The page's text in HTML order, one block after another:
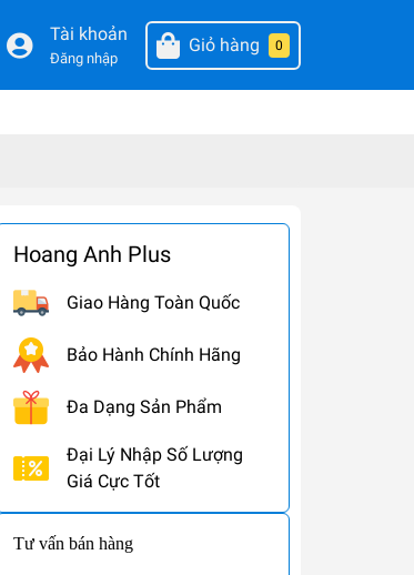
Tài khoản
Đăng nhập
Giỏ hàng 0
Hoang Anh Plus
Giao Hàng Toàn Quốc
Bảo Hành Chính Hãng
Đa Dạng Sản Phẩm
Đại Lý Nhập Số Lượng
Giá Cực Tốt
Tư vấn bán hàng